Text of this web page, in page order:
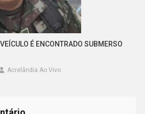
É ENCONTRADO SUBMERSO
Acrelândia Ao Vivo